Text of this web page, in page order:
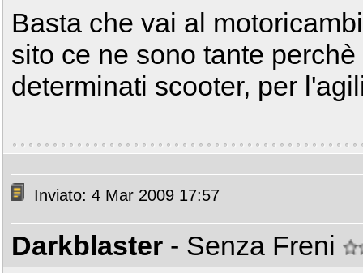
Basta che vai al
sito ce ne sono tante
determinati scooter, per
Inviato: 4 Mar 2009 17:57
Darkblaster - Senza Freni